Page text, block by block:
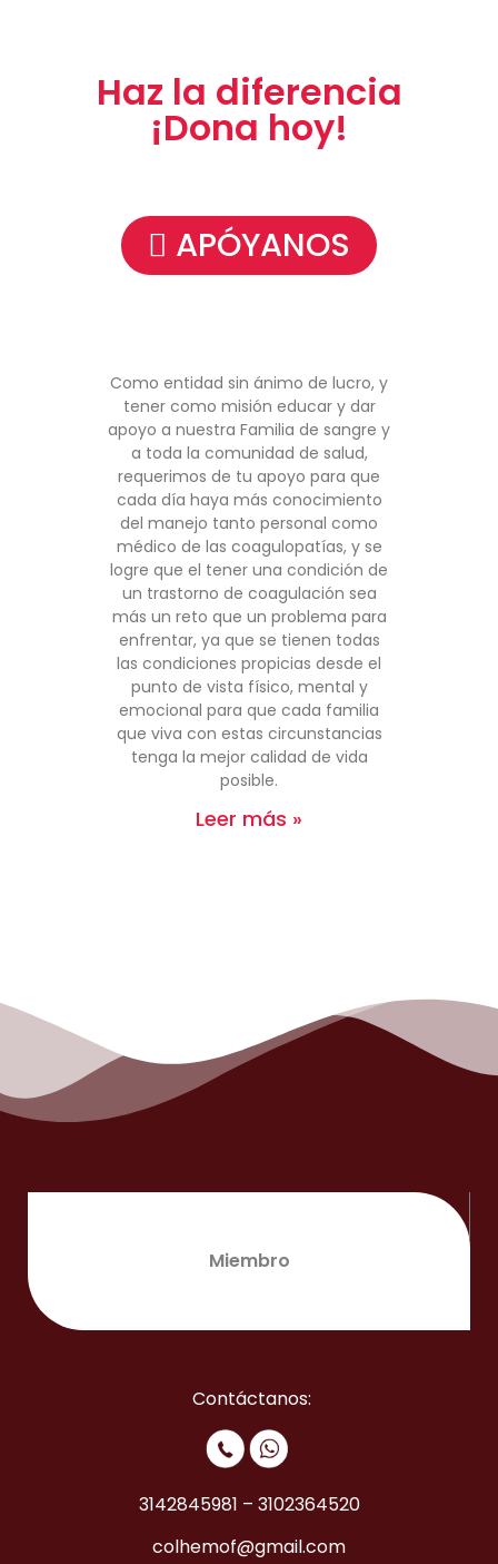
Haz la diferencia
¡Dona hoy!
APÓYANOS
Como entidad sin ánimo de lucro, y
tener como misión educar y dar
apoyo a nuestra Familia de sangre y
a toda la comunidad de salud,
requerimos de tu apoyo para que
cada día haya más conocimiento
del manejo tanto personal como
médico de las coagulopatías, y se
logre que el tener una condición de
un trastorno de coagulación sea
más un reto que un problema para
enfrentar, ya que se tienen todas
las condiciones propicias desde el
punto de vista físico, mental y
emocional para que cada familia
que viva con estas circunstancias
tenga la mejor calidad de vida
posible.
Leer más »
Miembro
Contáctanos:
3142845981 – 3102364520
colhemof@gmail.com